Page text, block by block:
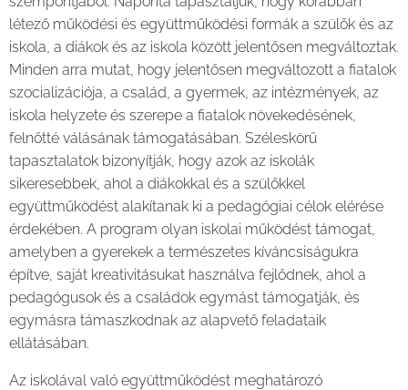
létező működési és együttműködési formák a szülők és az
iskola, a diákok és az iskola között jelentősen megváltoztak.
Minden arra mutat, hogy jelentősen megváltozott a fiatalok
szocializációja, a család, a gyermek, az intézmények, az
iskola helyzete és szerepe a fiatalok növekedésének,
felnőtté válásának támogatásában. Széleskörű
tapasztalatok bizonyítják, hogy azok az iskolák
sikeresebbek, ahol a diákokkal és a szülőkkel
együttműködést alakítanak ki a pedagógiai célok elérése
érdekében. A program olyan iskolai működést támogat,
amelyben a gyerekek a természetes kíváncsiságukra
építve, saját kreativitásukat használva fejlődnek, ahol a
pedagógusok és a családok egymást támogatják, és
egymásra támaszkodnak az alapvető feladataik
ellátásában.
Az iskolával való együttműködést meghatározó